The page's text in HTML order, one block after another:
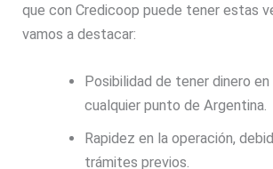
que con Credicoop puede tener estas
vamos a destacar:
Posibilidad de tener dinero
cualquier punto de Argentina.
Rapidez en la operación,
trámites previos.